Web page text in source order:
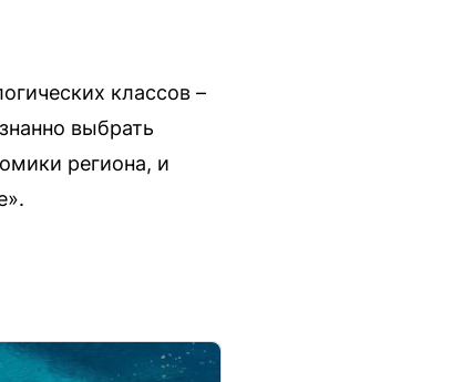
классов –
выбрать
региона, и